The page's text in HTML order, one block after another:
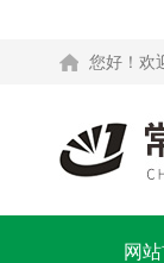
您好！欢
网